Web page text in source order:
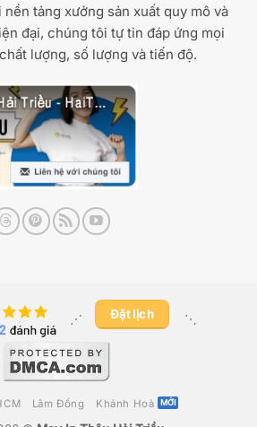
tảng xưởng sản xuất quy mô và
đại, chúng tôi tự tin đáp ứng mọi
lượng, số lượng và tiến độ.
⋰ ​ Đặt lịch ⋱
Lâm Đồng Khánh Hoà